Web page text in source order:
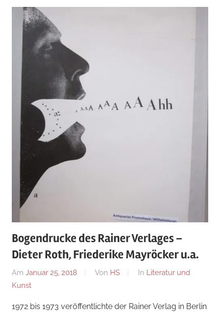
Bogendrucke des Rainer Verlages –
Dieter Roth, Friederike Mayröcker u.a.
Am Januar 25, 2018 Von HS In Literatur und
Kunst
1972 bis 1973 veröffentlichte der Rainer Verlag in Berlin